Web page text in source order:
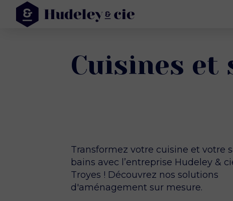
Cuisines et
Transformez votre cuisine et votre
bains avec l’entreprise Hudeley &
Troyes ! Découvrez nos solutions
d'aménagement sur mesure.